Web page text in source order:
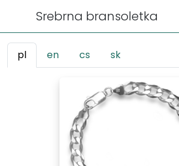
Srebrna bransoletka
pl en cs sk